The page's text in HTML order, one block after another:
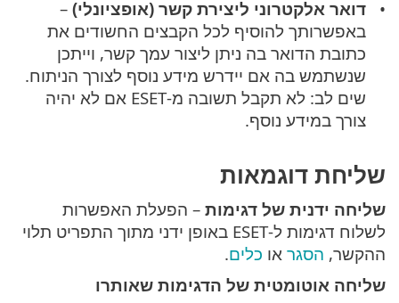
דואר אלקטרוני ליצירת קשר (אופציונלי) –
באפשרותך להוסיף לכל הקבצים החשודים את
כתובת הדואר בה ניתן ליצור עמך קשר, וייתכן
שנשתמש בה אם יידרש מידע נוסף לצורך הניתוח.
שים לב: לא תקבל תשובה מ-ESET אם לא יהיה
צורך במידע נוסף.
שליחת דוגמאות
שליחה ידנית של דגימות – הפעלת האפשרות
לשלוח דגימות ל-ESET באופן ידני מתוך התפריט תלוי
ההקשר, הסגר או כלים.
שליחה אוטומטית של הדגימות שאותרו